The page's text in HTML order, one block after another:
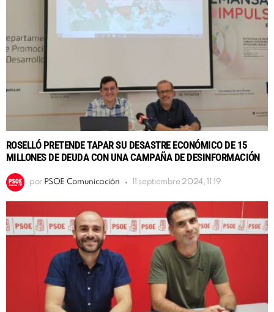
ROSELLÓ PRETENDE TAPAR SU DESASTRE ECONÓMICO DE 15
MILLONES DE DEUDA CON UNA CAMPAÑA DE DESINFORMACIÓN
por PSOE Comunicación 11 septiembre 2024, 11:19